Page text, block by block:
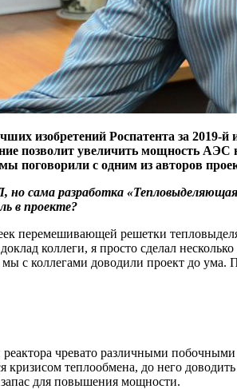
изобретений Роспатента за 2019-
позволит увеличить мощность
поговорили с одним из авторов
сама разработка
в проекте?
перемешивающей решетки
коллеги, я просто сделал
мы с коллегами доводили проект до
чревато различными
кризисом теплообмена, до него
для повышения мощности.